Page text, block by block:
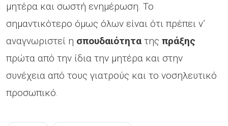
μητέρα και σωστή ενημέρωση. Το
σημαντικότερο όμως όλων είναι ότι πρέπει ν’
αναγνωριστεί η σπουδαιότητα της πράξης
πρώτα από την ίδια την μητέρα και στην
συνέχεια από τους γιατρούς και το νοσηλευτικό
προσωπικό.